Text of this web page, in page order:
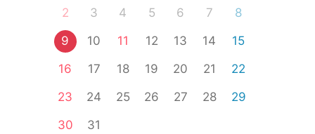
2 3 4 5 6 7
8
9
10 11 12 13 14
15
16
17 18 19 20 21
22
23
24 25 26 27 28
29
30
31